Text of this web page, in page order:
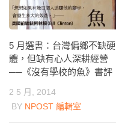
5 月選書：台灣偏鄉不缺硬
體，但缺有心人深耕經營
──《沒有學校的魚》書評
2 5 月, 2014
BY NPOST 編輯室